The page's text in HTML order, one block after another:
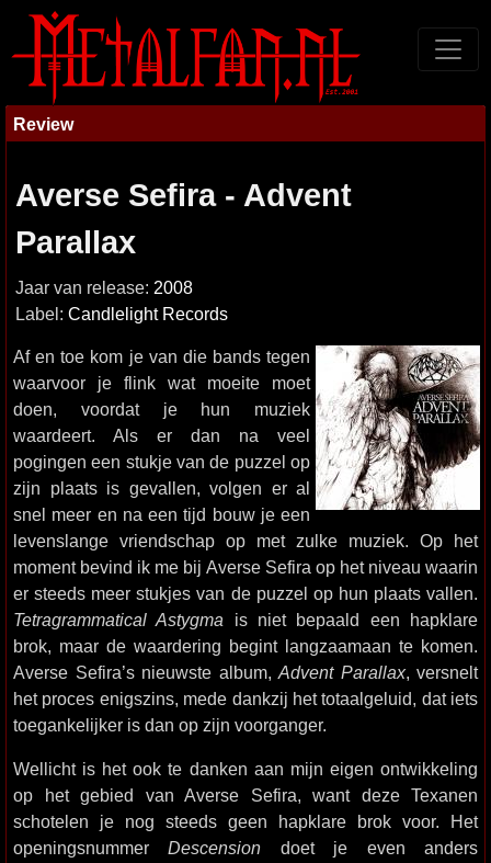
Review
Averse Sefira - Advent
Parallax
Jaar van release: 2008
Label: Candlelight Records
Af en toe kom je van die bands tegen
waarvoor je flink wat moeite moet
doen, voordat je hun muziek
waardeert. Als er dan na veel
pogingen een stukje van de puzzel op
zijn plaats is gevallen, volgen er al
snel meer en na een tijd bouw je een
levenslange vriendschap op met zulke muziek. Op het
moment bevind ik me bij Averse Sefira op het niveau waarin
er steeds meer stukjes van de puzzel op hun plaats vallen.
Tetragrammatical Astygma is niet bepaald een hapklare
brok, maar de waardering begint langzaamaan te komen.
Averse Sefira’s nieuwste album, Advent Parallax, versnelt
het proces enigszins, mede dankzij het totaalgeluid, dat iets
toegankelijker is dan op zijn voorganger.
Wellicht is het ook te danken aan mijn eigen ontwikkeling
op het gebied van Averse Sefira, want deze Texanen
schotelen je nog steeds geen hapklare brok voor. Het
openingsnummerDescension doet je even anders